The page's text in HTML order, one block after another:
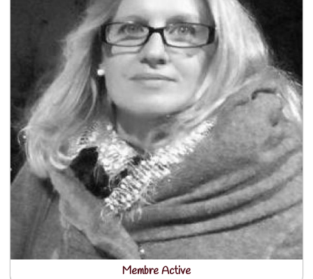
Membre Active